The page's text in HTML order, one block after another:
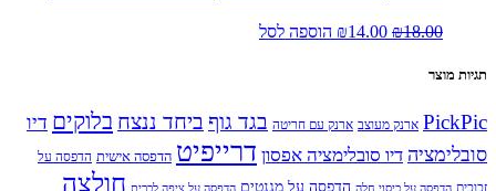
₪18.00
המחיר₪14.00
המחיר
הוספה לסל
תגיות מוצר
PickPic ארנק מעוצב ארנק עם חריטה בגד גוף ביחד ננצח בלוקים דיו
סובלימציה דיו סובלימציה אפסון דרייפיט הדפסה אישית הדפסה על
זכוכית הדפסה על כיסוי חלה הדפסה על מגנטים הדפסה על ציפה לכרית חולצה